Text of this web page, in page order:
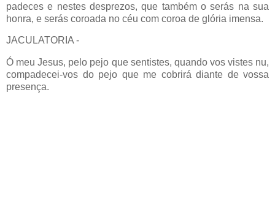
padeces e nestes desprezos, que também o serás na sua
honra, e serás coroada no céu com coroa de glória imensa.
JACULATORIA -
Ó meu Jesus, pelo pejo que sentistes, quando vos vistes nu,
compadecei-vos do pejo que me cobrirá diante de vossa
presença.